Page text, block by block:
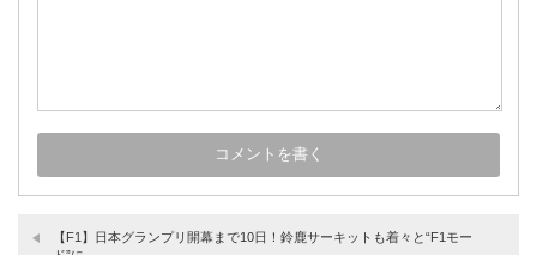
【F1】日本グランプリ開幕まで10日！鈴鹿サーキットも着々と“F1モー